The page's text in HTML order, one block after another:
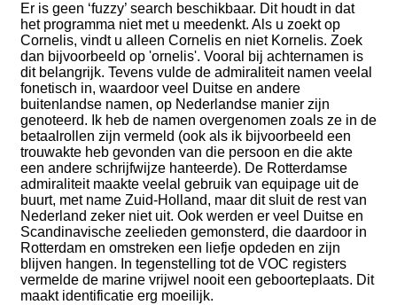
Er is geen ‘fuzzy’ search beschikbaar. Dit houdt in dat
het programma niet met u meedenkt. Als u zoekt op
Cornelis, vindt u alleen Cornelis en niet Kornelis. Zoek
dan bijvoorbeeld op 'ornelis'. Vooral bij achternamen is
dit belangrijk. Tevens vulde de admiraliteit namen veelal
fonetisch in, waardoor veel Duitse en andere
buitenlandse namen, op Nederlandse manier zijn
genoteerd. Ik heb de namen overgenomen zoals ze in de
betaalrollen zijn vermeld (ook als ik bijvoorbeeld een
trouwakte heb gevonden van die persoon en die akte
een andere schrijfwijze hanteerde). De Rotterdamse
admiraliteit maakte veelal gebruik van equipage uit de
buurt, met name Zuid-Holland, maar dit sluit de rest van
Nederland zeker niet uit. Ook werden er veel Duitse en
Scandinavische zeelieden gemonsterd, die daardoor in
Rotterdam en omstreken een liefje opdeden en zijn
blijven hangen. In tegenstelling tot de VOC registers
vermelde de marine vrijwel nooit een geboorteplaats. Dit
maakt identificatie erg moeilijk.